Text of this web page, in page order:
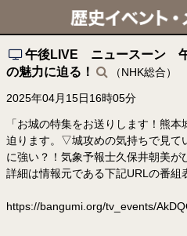
午後LIVE ニュースーン
の魅力に迫る！
（NHK総合）
2025年04月15日16時05分
「お城の特集をお送りします！熊
迫ります。▽城攻めの気持ちで見
に強い？！気象予報士久保井朝美が
詳細は情報元である下記URLの番組
https://bangumi.org/tv_events/